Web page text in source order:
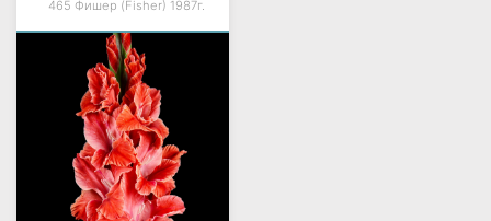
465 Фишер (Fisher) 1987г.